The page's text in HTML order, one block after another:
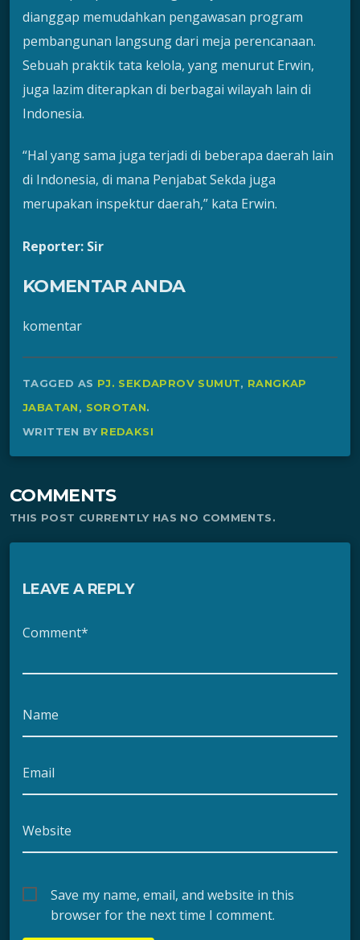
dianggap memudahkan pengawasan program
pembangunan langsung dari meja perencanaan.
Sebuah praktik tata kelola, yang menurut Erwin,
juga lazim diterapkan di berbagai wilayah lain di
Indonesia.
“Hal yang sama juga terjadi di beberapa daerah lain
di Indonesia, di mana Penjabat Sekda juga
merupakan inspektur daerah,” kata Erwin.
Reporter: Sir
KOMENTAR ANDA
komentar
TAGGED AS PJ. SEKDAPROV SUMUT, RANGKAP
JABATAN, SOROTAN.
WRITTEN BY REDAKSI
COMMENTS
THIS POST CURRENTLY HAS NO COMMENTS.
LEAVE A REPLY
Comment*
Name
Email
Website
Save my name, email, and website in this
browser for the next time I comment.